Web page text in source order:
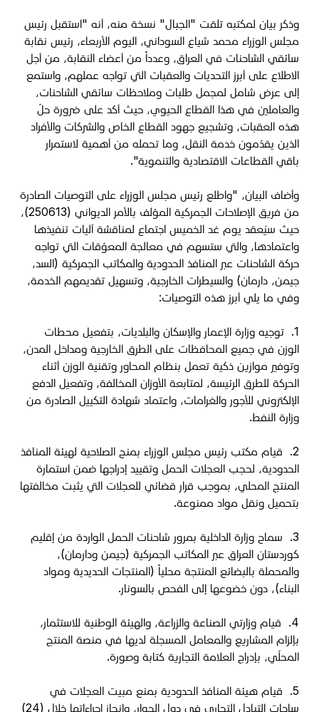
وذكر بيان لمكتبه تلقت "الجبال" نسخة منه، أنه "استقبل رئيس
مجلس الوزراء محمد شياع السوداني، اليوم الأربعاء، رئيس نقابة
سائقي الشاحنات في العراق، وعدداً من أعضاء النقابة، من أجل
الاطلاع على أبرز التحديات والعقبات التي تواجه عملهم، واستمع
إلى عرض شامل لمجمل طلبات وملاحظات سائقي الشاحنات،
والعاملين في هذا القطاع الحيوي، حيث أكد على ضرورة حلّ
هذه العقبات، وتشجيع جهود القطاع الخاص والشركات والأفراد
الذين يقدّمون خدمة النقل، وما تحمله من أهمية لاستمرار
باقي القطاعات الاقتصادية والتنموية".
وأضاف البيان، "واطلع رئيس مجلس الوزراء على التوصيات الصادرة
من فريق الإصلاحات الجمركية المؤلف بالأمر الديواني (250613)،
حيث سيُعقد يوم غد الخميس اجتماع لمناقشة آليات تنفيذها
واعتمادها، والتي ستسهم في معالجة المعوّقات التي تواجه
حركة الشاحنات عبر المنافذ الحدودية والمكاتب الجمركية (السد،
جيمن، دارمان) والسيطرات الخارجية، وتسهيل تقديمهم الخدمة،
وفي ما يلي أبرز هذه التوصيات:
1.
توجيه وزارة الإعمار والإسكان والبلديات، بتفعيل محطات
الوزن في جميع المحافظات على الطرق الخارجية ومداخل المدن،
وتوفير موازين ذكية تعمل بنظام المحاور وتقنية الوزن أثناء
الحركة للطرق الرئيسة، لمتابعة الأوزان المخالفة، وتفعيل الدفع
الإلكتروني للأجور والغرامات، واعتماد شهادة التكييل الصادرة من
وزارة النفط.
2.
قيام مكتب رئيس مجلس الوزراء بمنح الصلاحية لهيئة المنافذ
الحدودية، لحجب العجلات الحمل وتقييد إدراجها ضمن استمارة
المنتج المحلي، بموجب قرار قضائي للعجلات التي يثبت مخالفتها
بتحميل ونقل مواد ممنوعة.
3.
سماح وزارة الداخلية بمرور شاحنات الحمل الواردة من إقليم
كوردستان العراق عبر المكاتب الجمركية (جيمن ودارمان)،
والمحملة بالبضائع المنتجة محلياً (المنتجات الحديدية ومواد
البناء)، دون خضوعها إلى الفحص بالسونار.
4.
قيام وزارتي الصناعة والزراعة، والهيئة الوطنية للاستثمار،
بإلزام المشاريع والمعامل المسجلة لديها في منصة المنتج
المحلّي، بإدراج العلامة التجارية كتابة وصورة.
5.
قيام هيئة المنافذ الحدودية بمنع مبيت العجلات في
ساحات التبادل التجاري في دول الجوار، وإنجاز إجراءاتها خلال (24)